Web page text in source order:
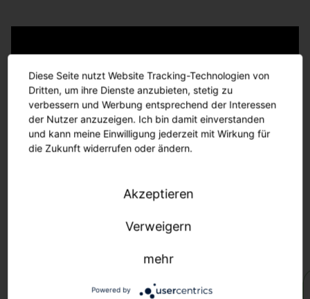
Diese Seite nutzt Website Tracking-Technologien von
Dritten, um ihre Dienste anzubieten, stetig zu
verbessern und Werbung entsprechend der Interessen
der Nutzer anzuzeigen. Ich bin damit einverstanden
und kann meine Einwilligung jederzeit mit Wirkung für
die Zukunft widerrufen oder ändern.
Akzeptieren
Verweigern
mehr
Powered by